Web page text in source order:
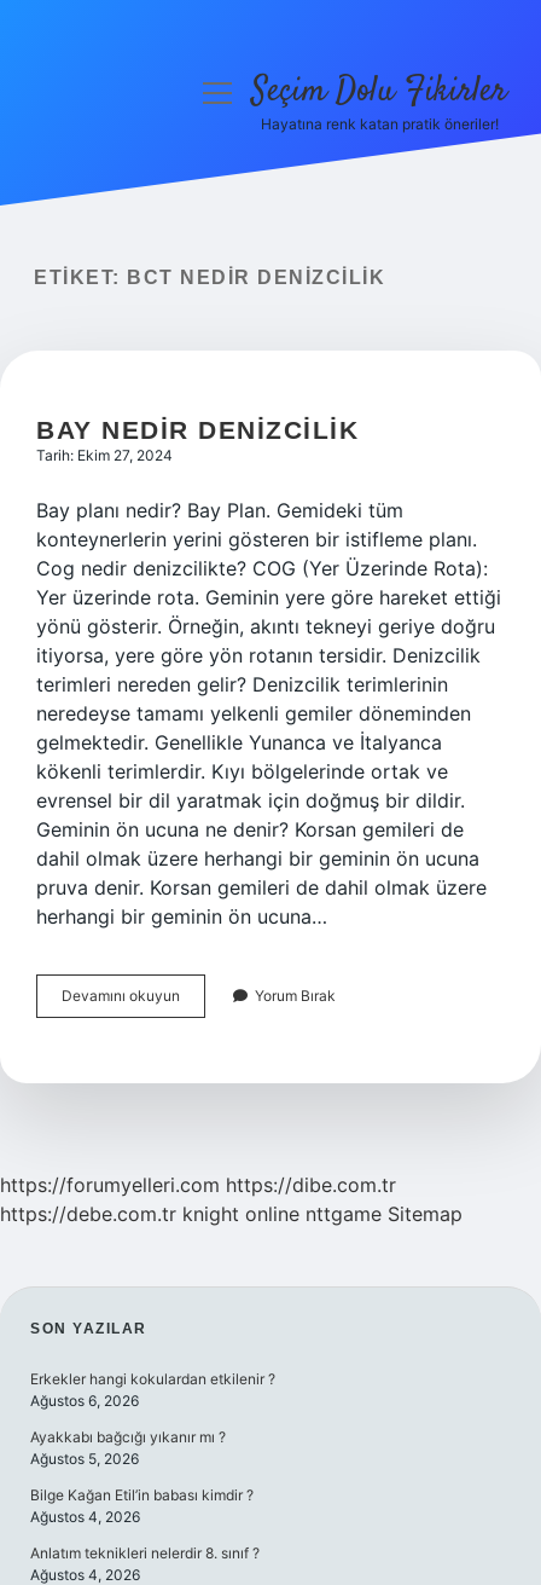
Yasal Uyarı
menüyüSeçim Dolu Fikirler
Hayatına renk katan pratik öneriler!
ETIKET: BCT NEDIR DENIZCILIK
BAY NEDIR DENIZCILIK
Tarih: Ekim 27, 2024
Bay planı nedir? Bay Plan. Gemideki tüm
konteynerlerin yerini gösteren bir istifleme planı.
Cog nedir denizcilikte? COG (Yer Üzerinde Rota):
Yer üzerinde rota. Geminin yere göre hareket ettiği
yönü gösterir. Örneğin, akıntı tekneyi geriye doğru
itiyorsa, yere göre yön rotanın tersidir. Denizcilik
terimleri nereden gelir? Denizcilik terimlerinin
neredeyse tamamı yelkenli gemiler döneminden
gelmektedir. Genellikle Yunanca ve İtalyanca
kökenli terimlerdir. Kıyı bölgelerinde ortak ve
evrensel bir dil yaratmak için doğmuş bir dildir.
Geminin ön ucuna ne denir? Korsan gemileri de
dahil olmak üzere herhangi bir geminin ön ucuna
pruva denir. Korsan gemileri de dahil olmak üzere
herhangi bir geminin ön ucuna…
Devamını okuyun
Nedir
Yorum Bırak
https://forumyelleri.com https://dibe.com.tr
https://debe.com.tr knight online nttgame Sitemap
SIDEBAR
SON YAZILAR
Erkekler hangi kokulardan etkilenir ?
Ağustos 6, 2026
Ayakkabı bağcığı yıkanır mı ?
Ağustos 5, 2026
Bilge Kağan Etil’in babası kimdir ?
Ağustos 4, 2026
Anlatım teknikleri nelerdir 8. sınıf ?
Ağustos 4, 2026